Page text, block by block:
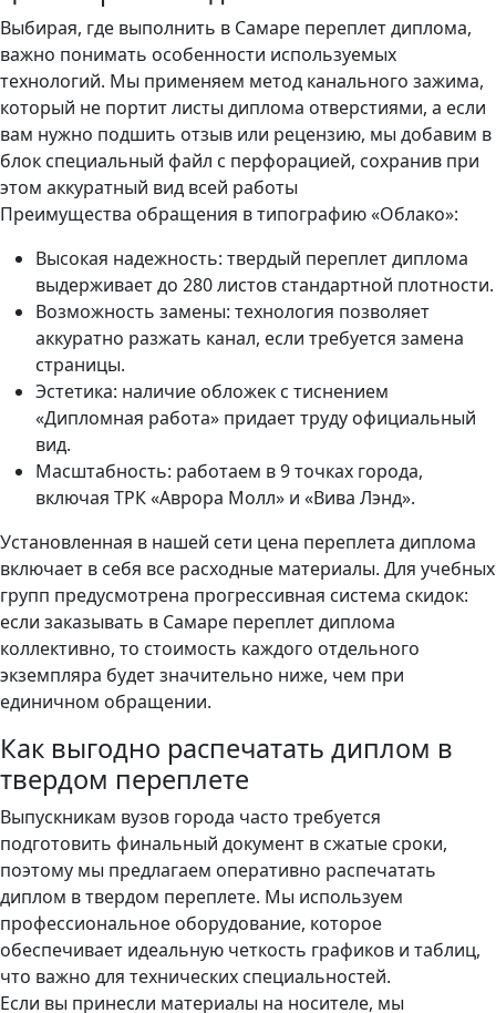
Выбирая, где выполнить в Самаре переплет диплома,
важно понимать особенности используемых
технологий. Мы применяем метод канального зажима,
который не портит листы диплома отверстиями, а если
вам нужно подшить отзыв или рецензию, мы добавим в
блок специальный файл с перфорацией, сохранив при
этом аккуратный вид всей работы
Преимущества обращения в типографию «Облако»:
Высокая надежность: твердый переплет диплома
выдерживает до 280 листов стандартной плотности.
Возможность замены: технология позволяет
аккуратно разжать канал, если требуется замена
страницы.
Эстетика: наличие обложек с тиснением
«Дипломная работа» придает труду официальный
вид.
Масштабность: работаем в 9 точках города,
включая ТРК «Аврора Молл» и «Вива Лэнд».
Установленная в нашей сети цена переплета диплома
включает в себя все расходные материалы. Для учебных
групп предусмотрена прогрессивная система скидок:
если заказывать в Самаре переплет диплома
коллективно, то стоимость каждого отдельного
экземпляра будет значительно ниже, чем при
единичном обращении.
Как выгодно распечатать диплом в
твердом переплете
Выпускникам вузов города часто требуется
подготовить финальный документ в сжатые сроки,
поэтому мы предлагаем оперативно распечатать
диплом в твердом переплете. Мы используем
профессиональное оборудование, которое
обеспечивает идеальную четкость графиков и таблиц,
что важно для технических специальностей.
Если вы принесли материалы на носителе, мы